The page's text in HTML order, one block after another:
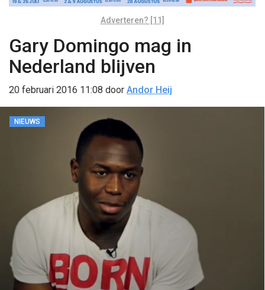
Adverteren? [11]
Gary Domingo mag in
Nederland blijven
20 februari 2016 11:08 door Andor Heij
NIEUWS